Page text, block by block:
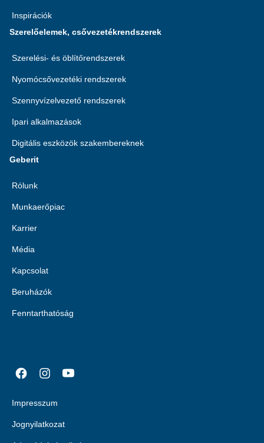
Inspirációk
Szerelőelemek, csővezetékrendszerek
Szerelési- és öblítőrendszerek
Nyomócsővezetéki rendszerek
Szennyvízelvezető rendszerek
Ipari alkalmazások
Digitális eszközök szakembereknek
Geberit
Rólunk
Munkaerőpiac
Karrier
Média
Kapcsolat
Beruházók
Fenntarthatóság
Impresszum
Jognyilatkozat